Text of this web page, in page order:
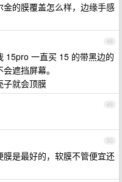
的膜覆盖怎么样，边缘手感
48
15pro 一直买 15 的带黑边的
遮挡屏幕。
子就会顶膜
49
50
是最好的，软膜不管便宜还